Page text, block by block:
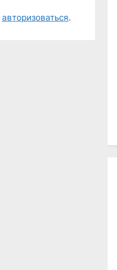
авторизоваться.